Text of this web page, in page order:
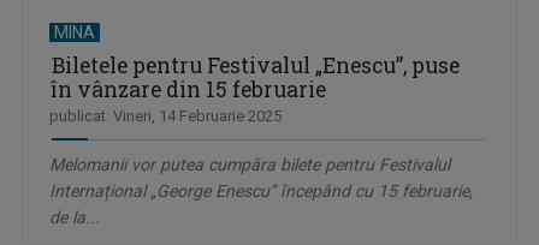
MINA
Biletele pentru Festivalul „Enescu”, puse
în vânzare din 15 februarie
publicat: Vineri, 14 Februarie 2025
Melomanii vor putea cumpăra bilete pentru Festivalul
Internațional „George Enescu” începând cu 15 februarie,
de la...